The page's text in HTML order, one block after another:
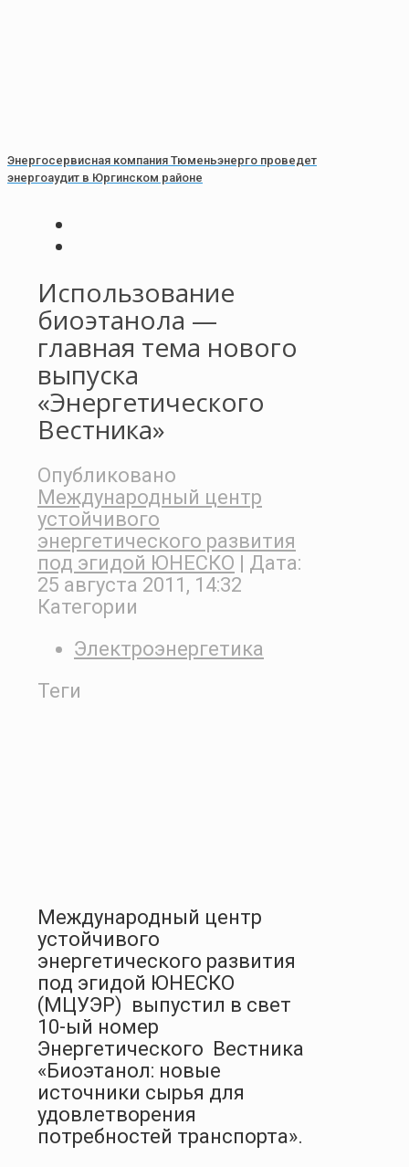
Энергосервисная компания Тюменьэнерго проведет
энергоаудит в Юргинском районе
Использование
биоэтанола —
главная тема нового
выпуска
«Энергетического
Вестника»
Опубликовано
Международный центр
устойчивого
энергетического развития
под эгидой ЮНЕСКО | Дата:
25 августа 2011, 14:32
Категории
Электроэнергетика
Теги
Международный центр
устойчивого
энергетического развития
под эгидой ЮНЕСКО
(МЦУЭР) выпустил в свет
10-ый номер
Энергетического Вестника
«Биоэтанол: новые
источники сырья для
удовлетворения
потребностей транспорта».